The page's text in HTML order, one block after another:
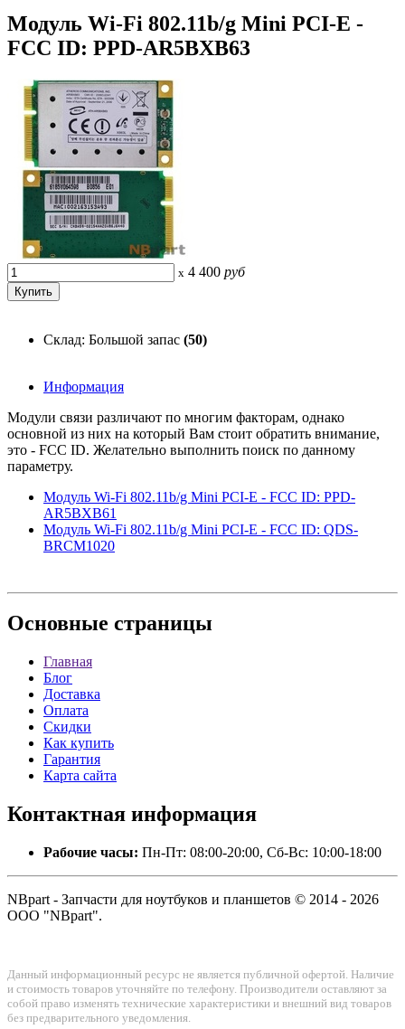
Модуль Wi-Fi 802.11b/g Mini PCI-E -
FCC ID: PPD-AR5BXB63
x 4 400 руб
Склад: Большой запас (50)
Информация
Модули связи различают по многим факторам, однако
основной из них на который Вам стоит обратить внимание,
это - FCC ID. Желательно выполнить поиск по данному
параметру.
Модуль Wi-Fi 802.11b/g Mini PCI-E - FCC ID: PPD-
AR5BXB61
Модуль Wi-Fi 802.11b/g Mini PCI-E - FCC ID: QDS-
BRCM1020
Основные страницы
Главная
Блог
Доставка
Оплата
Скидки
Как купить
Гарантия
Карта сайта
Контактная информация
Рабочие часы: Пн-Пт: 08:00-20:00, Сб-Вс: 10:00-18:00
NBpart - Запчасти для ноутбуков и планшетов © 2014 - 2026
ООО "NBpart".
Данный информационный ресурс не является публичной офертой. Наличие
и стоимость товаров уточняйте по телефону. Производители оставляют за
собой право изменять технические характеристики и внешний вид товаров
без предварительного уведомления.